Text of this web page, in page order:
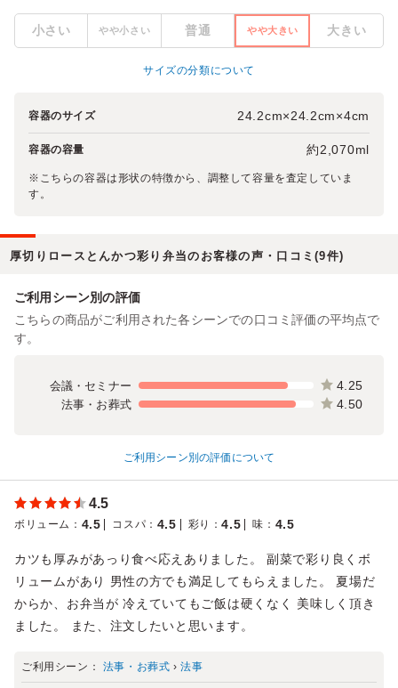
小さい やや小さい 普通 やや大きい 大きい
サイズの分類について
容器のサイズ 24.2cm×24.2cm×4cm
容器の容量 約2,070ml
※こちらの容器は形状の特徴から、調整して容量を査定していま
す。
厚切りロースとんかつ彩り弁当のお客様の声・口コミ(9件)
ご利用シーン別の評価
こちらの商品がご利用された各シーンでの口コミ評価の平均点で
す。
会議・セミナー 4.25
法事・お葬式 4.50
ご利用シーン別の評価について
4.5
ボリューム ： 4.5 コスパ ： 4.5 彩り ：4.5 味 ： 4.5
カツも厚みがあっり食べ応えありました。 副菜で彩り良くボ
リュームがあり 男性の方でも満足してもらえました。 夏場だ
からか、お弁当が 冷えていてもご飯は硬くなく 美味しく頂き
ました。 また、注文したいと思います。
ご利用シーン： 法事・お葬式 ›法事